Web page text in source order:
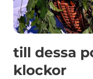
till dessa
klockor